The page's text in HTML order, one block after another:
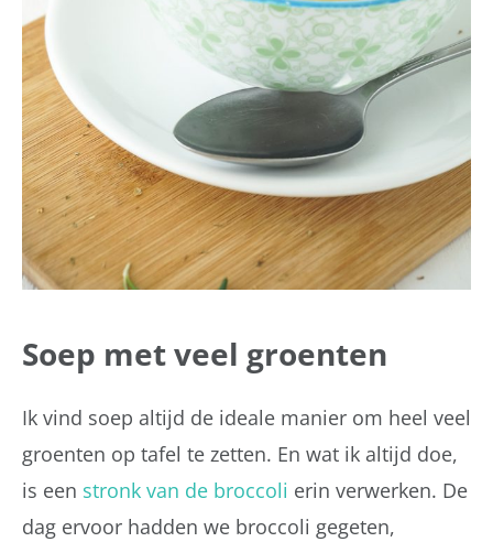
Soep met veel groenten
Ik vind soep altijd de ideale manier om heel veel
groenten op tafel te zetten. En wat ik altijd doe,
is een stronk van de broccoli erin verwerken. De
dag ervoor hadden we broccoli gegeten,